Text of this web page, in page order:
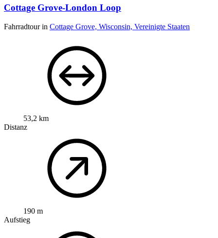
Cottage Grove-London Loop
Fahrradtour in Cottage Grove, Wisconsin, Vereinigte Staaten
53,2 km
Distanz
190 m
Aufstieg